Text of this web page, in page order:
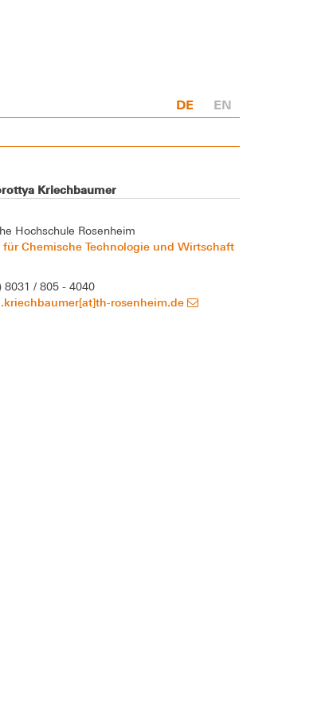
DE EN
Kriechbaumer
Hochschule Rosenheim
für Chemische Technologie und Wirtschaft
8031 / 805 - 4040
rosenheim.de